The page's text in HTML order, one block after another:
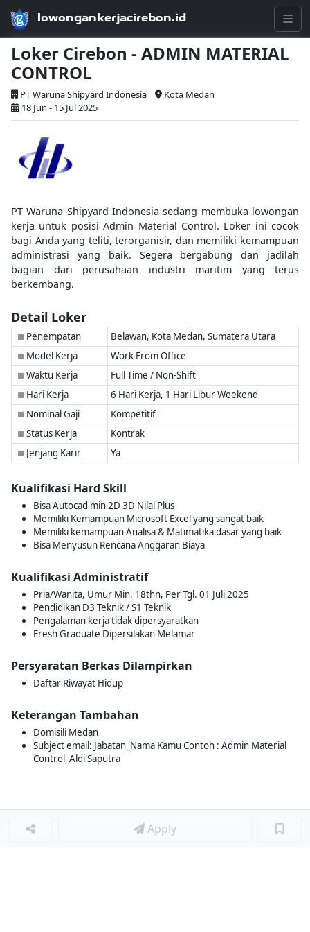
lowongankerjacirebon.id
Loker Cirebon - ADMIN MATERIAL
CONTROL
PT Waruna Shipyard Indonesia
Kota Medan
18 Jun - 15 Jul 2025
PT Waruna Shipyard Indonesia sedang membuka lowongan
kerja untuk posisi Admin Material Control. Loker ini cocok
bagi Anda yang teliti, terorganisir, dan memiliki kemampuan
administrasi yang baik. Segera bergabung dan jadilah
bagian dari perusahaan industri maritim yang terus
berkembang.
Detail Loker
■ Penempatan Belawan, Kota Medan, Sumatera Utara
■ Model Kerja Work From Office
■ Waktu Kerja Full Time / Non-Shift
■ Hari Kerja 6 Hari Kerja, 1 Hari Libur Weekend
■ Nominal Gaji Kompetitif
■ Status Kerja Kontrak
■ Jenjang Karir Ya
Kualifikasi Hard Skill
Bisa Autocad min 2D 3D Nilai Plus
Memiliki Kemampuan Microsoft Excel yang sangat baik
Memiliki kemampuan Analisa & Matimatika dasar yang baik
Bisa Menyusun Rencana Anggaran Biaya
Kualifikasi Administratif
Pria/Wanita, Umur Min. 18thn, Per Tgl. 01 Juli 2025
Pendidikan D3 Teknik / S1 Teknik
Pengalaman kerja tidak dipersyaratkan
Fresh Graduate Dipersilakan Melamar
Persyaratan Berkas Dilampirkan
Daftar Riwayat Hidup
Keterangan Tambahan
Domisili Medan
Subject email: Jabatan_Nama Kamu Contoh : Admin Material
Control_Aldi Saputra
Apply